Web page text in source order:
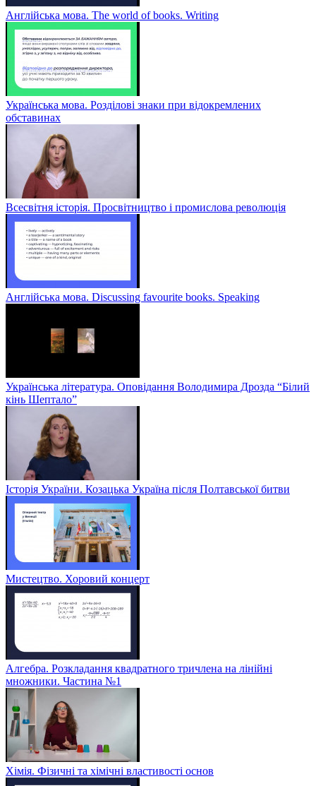
Англійська мова. The world of books. Writing
Українська мова. Розділові знаки при відокремлених
обставинах
Всесвітня історія. Просвітництво і промислова революція
Англійська мова. Discussing favourite books. Speaking
Українська література. Оповідання Володимира Дрозда “Білий
кінь Шептало”
Історія України. Козацька Україна після Полтавської битви
Мистецтво. Хоровий концерт
Алгебра. Розкладання квадратного тричлена на лінійні
множники. Частина №1
Хімія. Фізичні та хімічні властивості основ